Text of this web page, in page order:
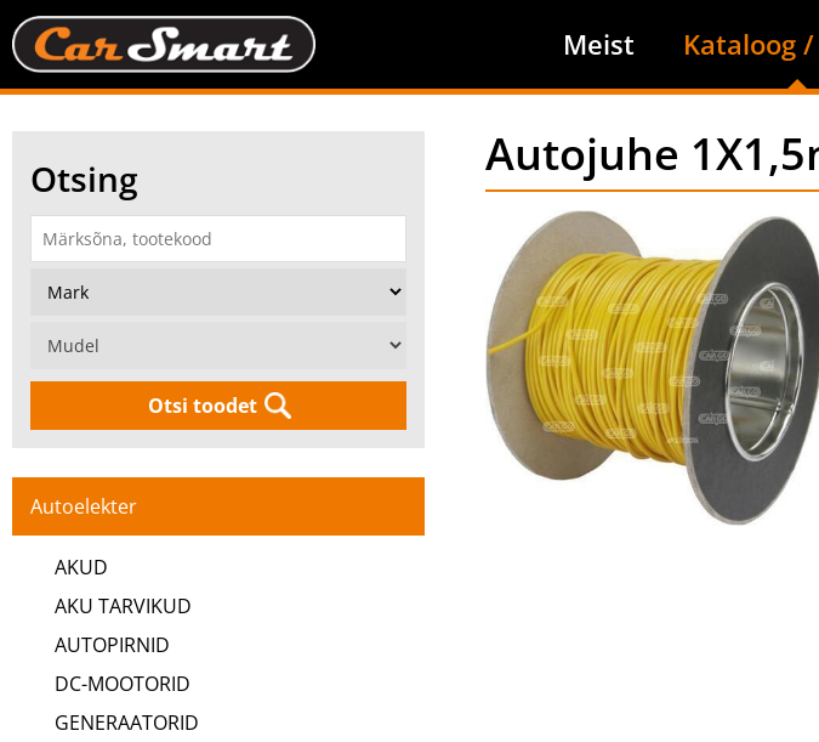
Meist Kataloog
Otsing
Otsi toodet
Autoelekter
AKUD
AKU TARVIKUD
AUTOPIRNID
DC-MOOTORID
GENERAATORID
Autojuhe